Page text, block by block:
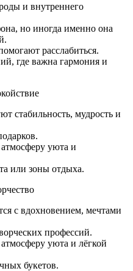
и внутреннего
но иногда именно она
расслабиться.
где важна гармония и
стабильность, мудрость и
уюта и
или зоны отдыха.
с вдохновением, мечтами
профессий.
уюта и лёгкой
букетов.